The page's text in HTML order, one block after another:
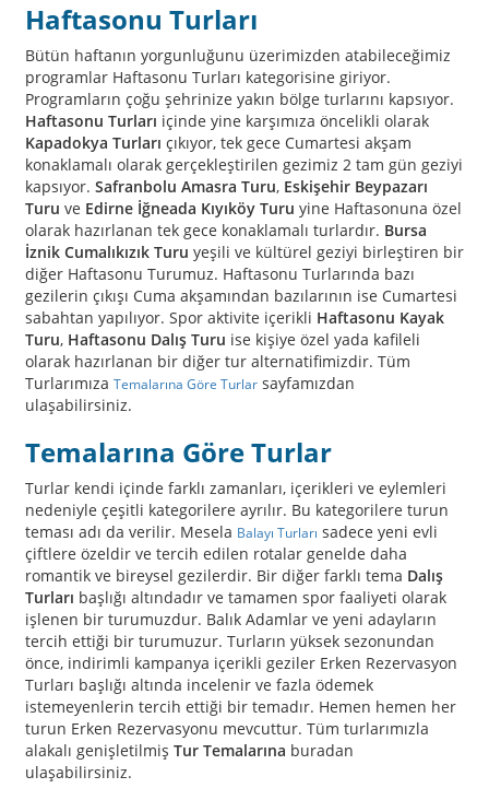
Haftasonu Turları
Bütün haftanın yorgunluğunu üzerimizden atabileceğimiz
programlar Haftasonu Turları kategorisine giriyor.
Programların çoğu şehrinize yakın bölge turlarını kapsıyor.
Haftasonu Turları içinde yine karşımıza öncelikli olarak
Kapadokya Turları çıkıyor, tek gece Cumartesi akşam
konaklamalı olarak gerçekleştirilen gezimiz 2 tam gün geziyi
kapsıyor. Safranbolu Amasra Turu, Eskişehir Beypazarı
Turu ve Edirne İğneada Kıyıköy Turu yine Haftasonuna özel
olarak hazırlanan tek gece konaklamalı turlardır. Bursa
İznik Cumalıkızık Turu yeşili ve kültürel geziyi birleştiren bir
diğer Haftasonu Turumuz. Haftasonu Turlarında bazı
gezilerin çıkışı Cuma akşamından bazılarının ise Cumartesi
sabahtan yapılıyor. Spor aktivite içerikli Haftasonu Kayak
Turu, Haftasonu Dalış Turu ise kişiye özel yada kafileli
olarak hazırlanan bir diğer tur alternatifimizdir. Tüm
Turlarımıza Temalarına Göre Turlar sayfamızdan
ulaşabilirsiniz.
Temalarına Göre Turlar
Turlar kendi içinde farklı zamanları, içerikleri ve eylemleri
nedeniyle çeşitli kategorilere ayrılır. Bu kategorilere turun
teması adı da verilir. Mesela Balayı Turları sadece yeni evli
çiftlere özeldir ve tercih edilen rotalar genelde daha
romantik ve bireysel gezilerdir. Bir diğer farklı tema Dalış
Turları başlığı altındadır ve tamamen spor faaliyeti olarak
işlenen bir turumuzdur. Balık Adamlar ve yeni adayların
tercih ettiği bir turumuzur. Turların yüksek sezonundan
önce, indirimli kampanya içerikli geziler Erken Rezervasyon
Turları başlığı altında incelenir ve fazla ödemek
istemeyenlerin tercih ettiği bir temadır. Hemen hemen her
turun Erken Rezervasyonu mevcuttur. Tüm turlarımızla
alakalı genişletilmiş Tur Temalarına buradan
ulaşabilirsiniz.